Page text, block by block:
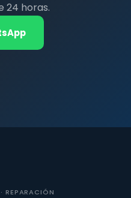
24 horas.
REPARACIÓN